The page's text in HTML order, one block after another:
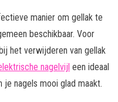
manier om gellak te
beschikbaar. Voor
het verwijderen van gellak
nagelvijl een ideaal
nagels mooi glad maakt.